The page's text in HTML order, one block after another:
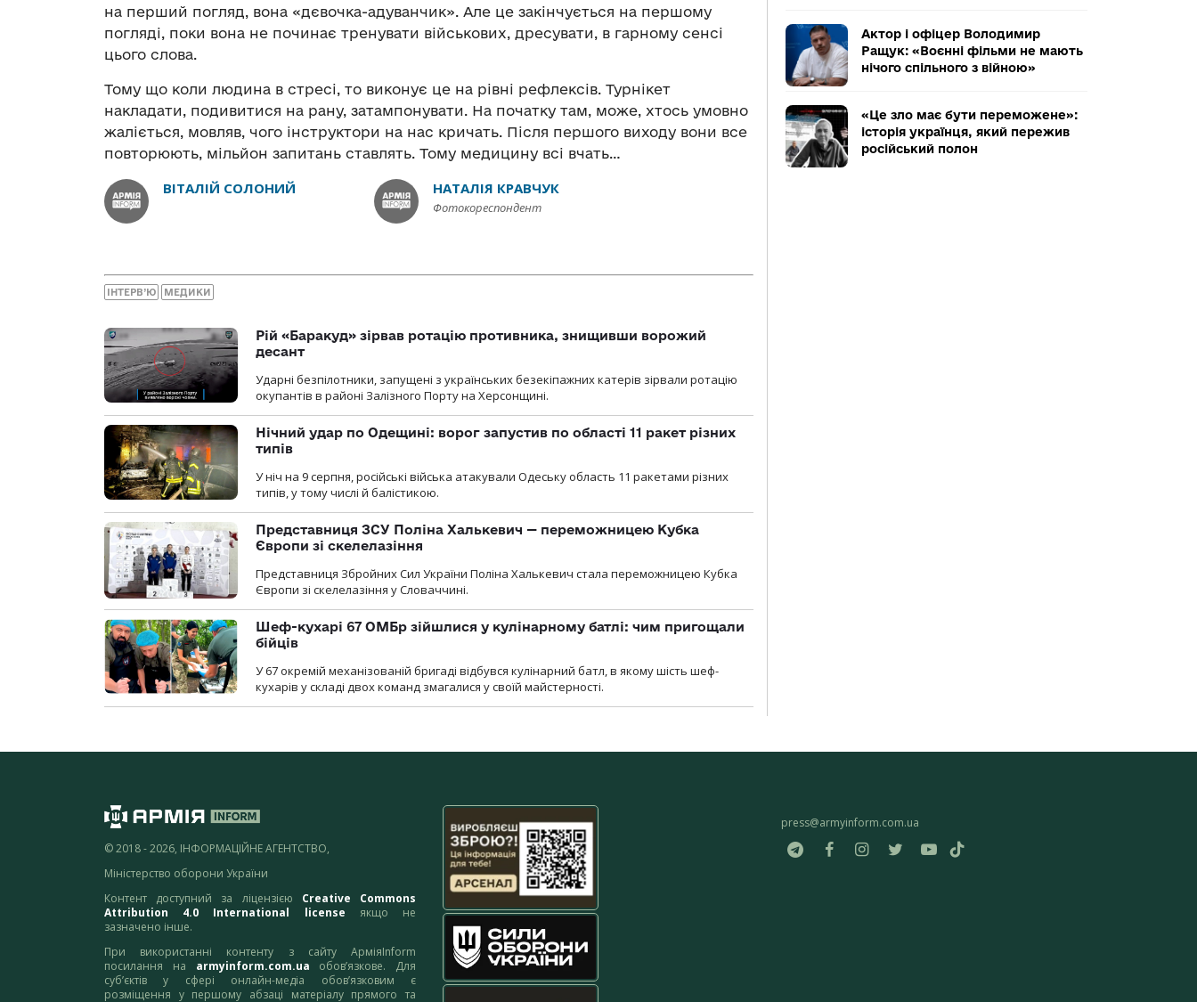
на перший погляд, вона «дєвочка-адуванчик». Але це закінчується на першому
погляді, поки вона не починає тренувати військових, дресувати, в гарному сенсі
цього слова.
Тому що коли людина в стресі, то виконує це на рівні рефлексів. Турнікет
накладати, подивитися на рану, затампонувати. На початку там, може, хтось умовно
жаліється, мовляв, чого інструктори на нас кричать. Після першого виходу вони все
повторюють, мільйон запитань ставлять. Тому медицину всі вчать…
ВІТАЛІЙ СОЛОНИЙ НАТАЛІЯ КРАВЧУК
Фотокореспондент
ІНТЕРВ’Ю МЕДИКИ
Рій «Баракуд» зірвав ротацію противника, знищивши ворожий
десант
Ударні безпілотники, запущені з українських безекіпажних катерів зірвали ротацію
окупантів в районі Залізного Порту на Херсонщині.
Нічний удар по Одещині: ворог запустив по області 11 ракет різних
типів
У ніч на 9 серпня, російські війська атакували Одеську область 11 ракетами різних
типів, у тому числі й балістикою.
Представниця ЗСУ Поліна Халькевич — переможницею Кубка
Європи зі скелелазіння
Представниця Збройних Сил України Поліна Халькевич стала переможницею Кубка
Європи зі скелелазіння у Словаччині.
Шеф-кухарі 67 ОМБр зійшлися у кулінарному батлі: чим пригощали
бійців
У 67 окремій механізованій бригаді відбувся кулінарний батл, в якому шість шеф-
кухарів у складі двох команд змагалися у своїй майстерності.
Актор і офіцер Володимир
Ращук: «Воєнні фільми не мають
нічого спільного з війною»
«Це зло має бути переможене»:
історія українця, який пережив
російський полон
© 2018 - 2026, ІНФОРМАЦІЙНЕ АГЕНТСТВО,
Міністерство оборони України
Контент доступний за ліцензією Creative Commons
Attribution 4.0 International license якщо не
зазначено інше.
При використанні контенту з сайту АрміяInform
посилання на armyinform.com.ua обов’язкове. Для
суб’єктів у сфері онлайн-медіа обов’язковим є
розміщення у першому абзаці матеріалу прямого та
press@armyinform.com.ua